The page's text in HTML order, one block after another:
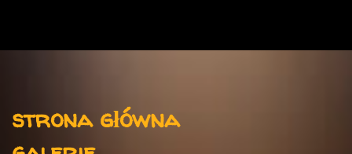
r
strona główna